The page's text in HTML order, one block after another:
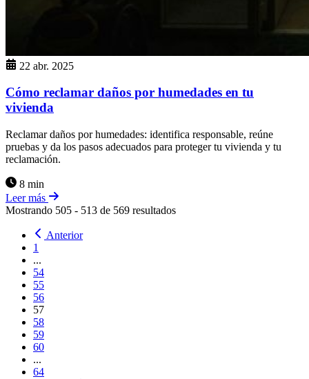
22 abr. 2025
Cómo reclamar daños por humedades en tu
vivienda
Reclamar daños por humedades: identifica responsable, reúne
pruebas y da los pasos adecuados para proteger tu vivienda y tu
reclamación.
8 min
Leer más
Mostrando 505 - 513 de 569 resultados
Anterior
1
...
54
55
56
57
58
59
60
...
64